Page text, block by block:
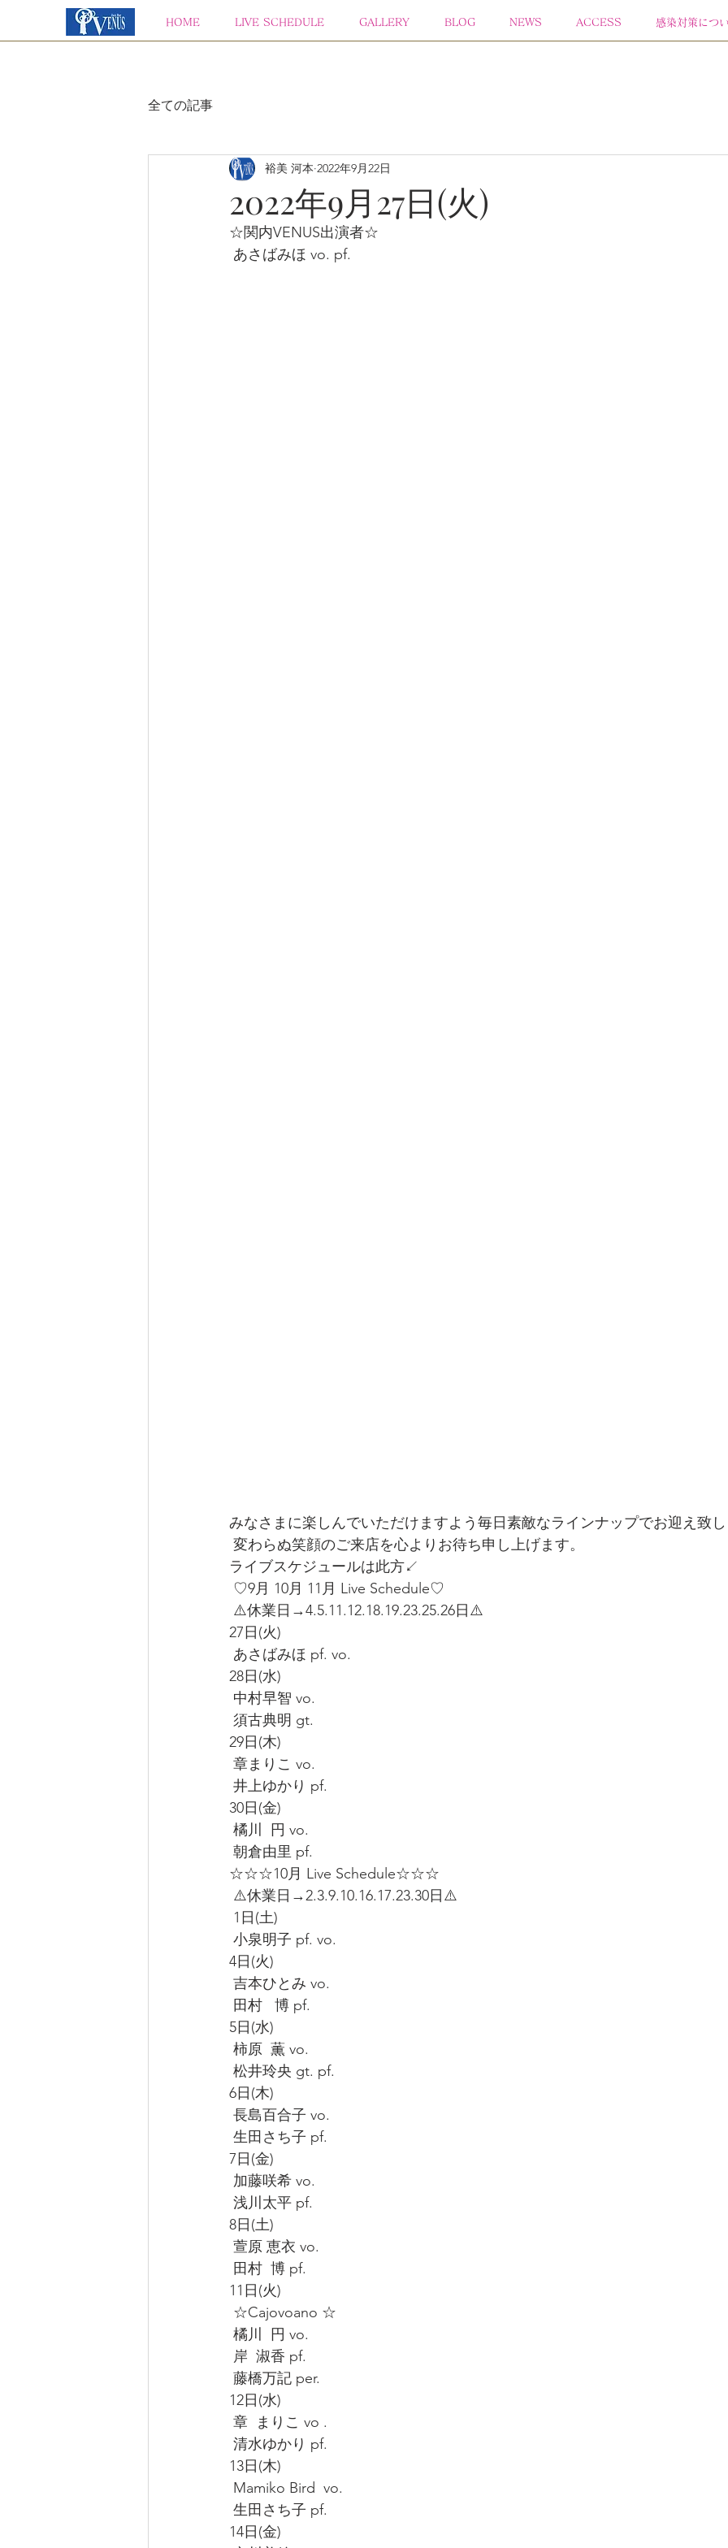
HOME LIVE SCHEDULE GALLERY BLOG NEWS ACCESS 感染対策につ
全ての記事
2022年9月27日(火)
裕美 河本 2022年9月22日
☆関内VENUS出演者☆
あさばみほ vo. pf.
みなさまに楽しんでいただけますよう毎日素敵なラインナップでお迎え致
変わらぬ笑顔のご来店を心よりお待ち申し上げます。
ライブスケジュールは此方↙️
♡9月 10月 11月 Live Schedule♡
⚠️休業日→4.5.11.12.18.19.23.25.26日⚠️
27日(火)
あさばみほ pf. vo.
28日(水)
中村早智 vo.
須古典明 gt.
29日(木)
章まりこ vo.
井上ゆかり pf.
30日(金)
橘川  円 vo.
朝倉由里 pf.
☆☆☆10月 Live Schedule☆☆☆
⚠️休業日→2.3.9.10.16.17.23.30日⚠️
1日(土)
小泉明子 pf. vo.
4日(火)
吉本ひとみ vo.
田村   博 pf.
5日(水)
柿原  薫 vo.
松井玲央 gt. pf.
6日(木)
長島百合子 vo.
生田さち子 pf.
7日(金)
加藤咲希 vo.
浅川太平 pf.
8日(土)
萱原 恵衣 vo.
田村  博 pf.
11日(火)
☆Cajovoano ☆
橘川  円 vo.
岸  淑香 pf.
藤橋万記 per.
12日(水)
章  まりこ vo .
清水ゆかり pf.
13日(木)
Mamiko Bird  vo.
生田さち子 pf.
14日(金)